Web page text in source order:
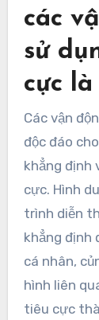
các
sử
cực là
Các vận
độc đáo
khẳng định
cực. Hình
trình diễn
khẳng định
cá nhân,
hình liên
tiêu cực